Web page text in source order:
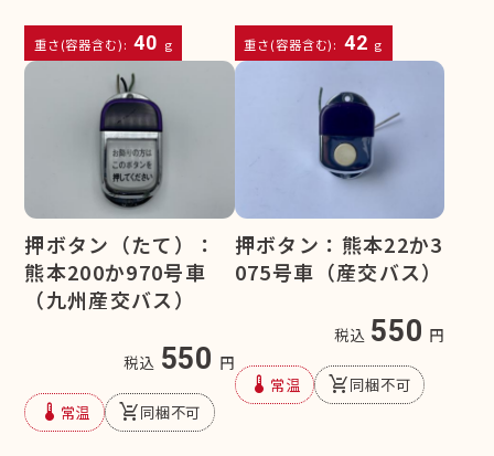
重さ(容器含む): 40 g 重さ(容器含む): 42 g
押ボタン（たて）：
熊本200か970号車
（九州産交バス）
税込 550 円
device_thermostat 常温 remove_shopping_cart同梱不可
押ボタン：熊本22か3
075号車（産交バス）
税込 550 円
device_thermostat 常温 remove_shopping_cart同梱不可